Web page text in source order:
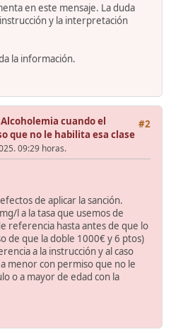
en este mensaje. La duda
y la interpretación
la información.
#2
cuando el
que no le habilita esa clase
09:29 horas.
de aplicar la sanción.
l a la tasa que usemos de
referencia hasta antes de que lo
de que la doble 1000€ y 6 ptos)
a la instrucción y al caso
menor con permiso que no le
o a mayor de edad con la